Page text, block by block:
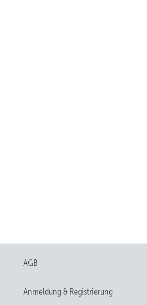
AGB
Anmeldung & Registrierung